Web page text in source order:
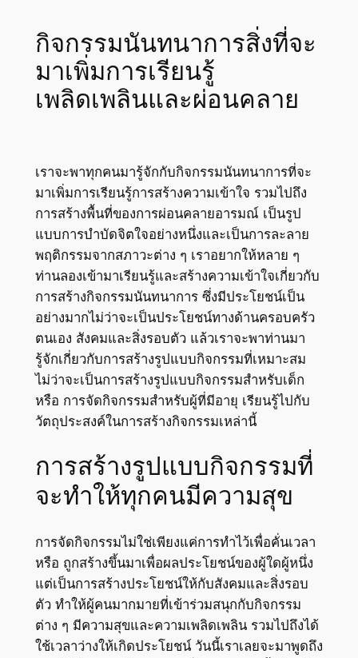
กิจกรรมนันทนาการสิ่งที่จะ
มาเพิ่มการเรียนรู้
เพลิดเพลินและผ่อนคลาย
เราจะพาทุกคนมารู้จักกับกิจกรรมนันทนาการที่จะ
มาเพิ่มการเรียนรู้การสร้างความเข้าใจ รวมไปถึง
การสร้างพื้นที่ของการผ่อนคลายอารมณ์ เป็นรูป
แบบการบำบัดจิตใจอย่างหนึ่งและเป็นการละลาย
พฤติกรรมจากสภาวะต่าง ๆ เราอยากให้หลาย ๆ
ท่านลองเข้ามาเรียนรู้และสร้างความเข้าใจเกี่ยวกับ
การสร้างกิจกรรมนันทนาการ ซึ่งมีประโยชน์เป็น
อย่างมากไม่ว่าจะเป็นประโยชน์ทางด้านครอบครัว
ตนเอง สังคมและสิ่งรอบตัว แล้วเราจะพาท่านมา
รู้จักเกี่ยวกับการสร้างรูปแบบกิจกรรมที่เหมาะสม
ไม่ว่าจะเป็นการสร้างรูปแบบกิจกรรมสำหรับเด็ก
หรือ การจัดกิจกรรมสำหรับผู้ที่มีอายุ เรียนรู้ไปกับ
วัตถุประสงค์ในการสร้างกิจกรรมเหล่านี้
การสร้างรูปแบบกิจกรรมที่
จะทำให้ทุกคนมีความสุข
การจัดกิจกรรมไม่ใช่เพียงแค่การทำไว้เพื่อคั่นเวลา
หรือ ถูกสร้างขึ้นมาเพื่อผลประโยชน์ของผู้ใดผู้หนึ่ง
แต่เป็นการสร้างประโยชน์ให้กับสังคมและสิ่งรอบ
ตัว ทำให้ผู้คนมากมายที่เข้าร่วมสนุกกับกิจกรรม
ต่าง ๆ มีความสุขและความเพลิดเพลิน รวมไปถึงได้
ใช้เวลาว่างให้เกิดประโยชน์ วันนี้เราเลยจะมาพูดถึง